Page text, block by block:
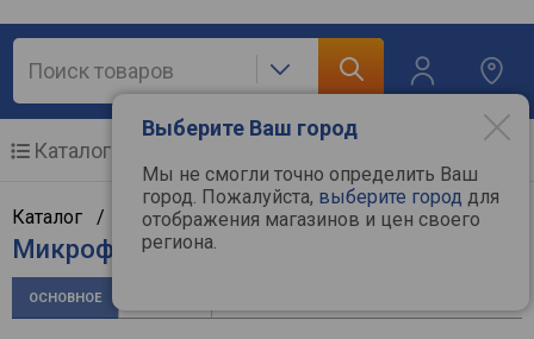
Выберите Ваш город
Мы не смогли точно определить Ваш
город. Пожалуйста, выберите город для
отображения магазинов и цен своего
региона.
Каталог
Каталог / Аудиотехника/Микрофоны/A4Tech
Микрофон A4Tech MI-10
ОСНОВНОЕ